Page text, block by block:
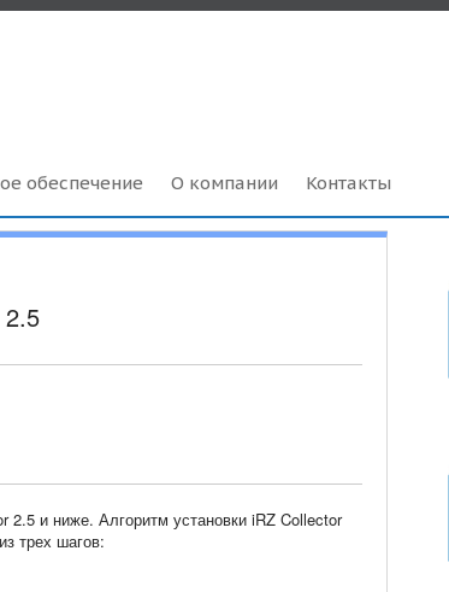
обеспечение О компании Контакты
2.5
и ниже. Алгоритм установки iRZ Collector
трех шагов: